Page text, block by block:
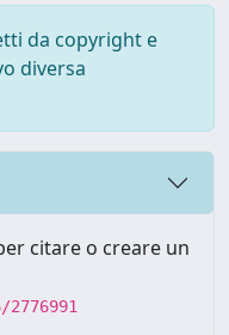
da copyright e
diversa
citare o creare un